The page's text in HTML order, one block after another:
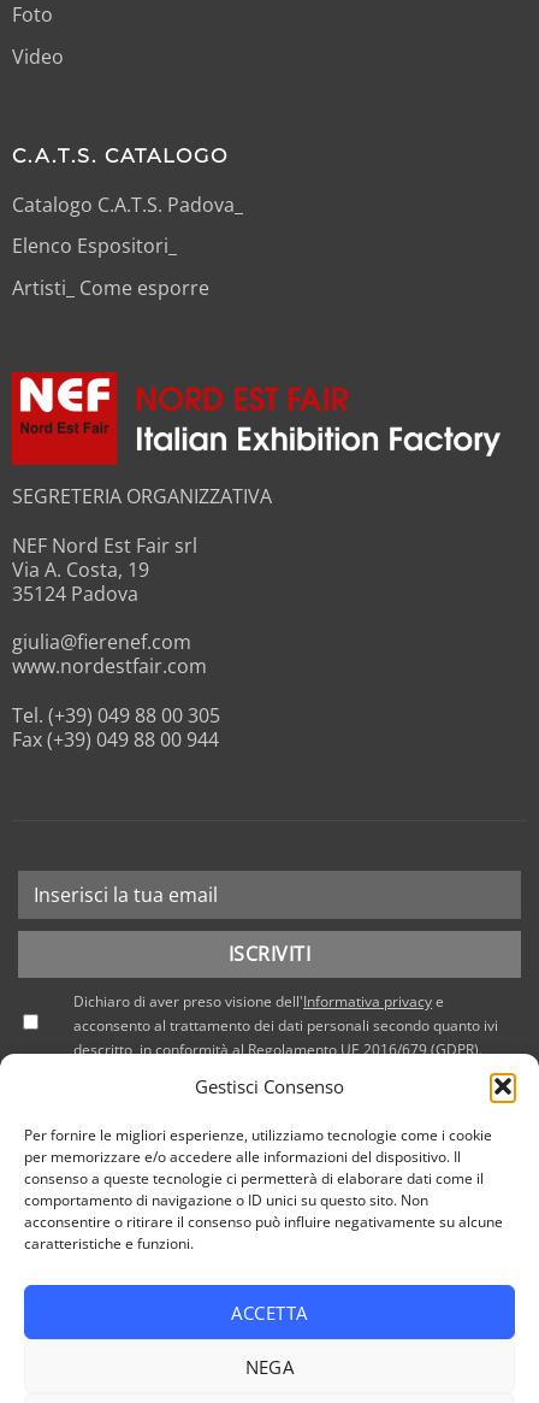
Gestisci Consenso
Per fornire le migliori esperienze, utilizziamo tecnologie come i cookie
per memorizzare e/o accedere alle informazioni del dispositivo. Il
consenso a queste tecnologie ci permetterà di elaborare dati come il
comportamento di navigazione o ID unici su questo sito. Non
acconsentire o ritirare il consenso può influire negativamente su alcune
caratteristiche e funzioni.
ACCETTA
NEGA
Foto
Video
C.A.T.S. CATALOGO
Catalogo C.A.T.S. Padova_
Elenco Espositori_
Artisti_ Come esporre
SEGRETERIA ORGANIZZATIVA
NEF Nord Est Fair srl
Via A. Costa, 19
35124 Padova
giulia@fierenef.com
www.nordestfair.com
Tel. (+39) 049 88 00 305
Fax (+39) 049 88 00 944
Dichiaro di aver preso visione dell'Informativa privacye
acconsento al trattamento dei dati personali secondo quanto ivi
descritto, in conformità al Regolamento UE 2016/679 (GDPR).
PRIVACY POLICY COOKIE POLICY (UE)
Copyright 2026 © Tutti i diritti riservati / NEF Nord Est Fair srl